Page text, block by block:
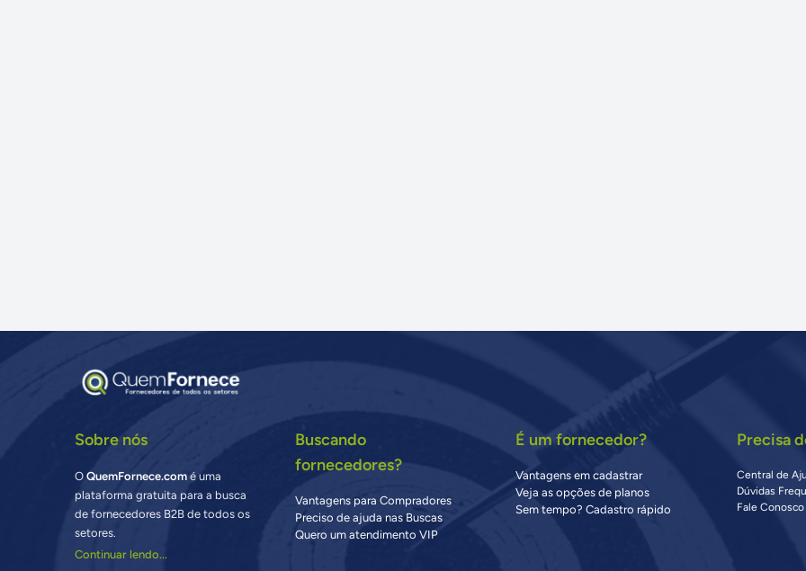
Sobre nós
OQuemFornece.com é uma
plataforma gratuita para a busca
de fornecedores B2B de todos os
setores.
Continuar lendo...
Buscando
fornecedores?
Vantagens para Compradores
Preciso de ajuda nas Buscas
Quero um atendimento VIP
É um fornecedor?
Vantagens em cadastrar
Veja as opções de planos
Sem tempo? Cadastro rápido
Precisa
Central de
Dúvidas
Fale Conosco